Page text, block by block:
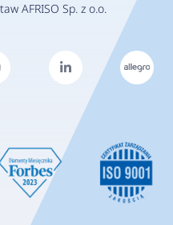
AFRISO Sp. z o.o.